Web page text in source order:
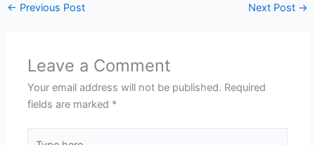
← Previous Post Next Post →
Leave a Comment
Your email address will not be published. Required
fields are marked *